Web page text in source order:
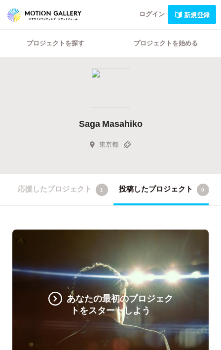
ログイン 新規登録
プロジェクトを探す プロジェクトを始める
Saga Masahiko
東京都
応援したプロジェクト 1 投稿したプロジェクト 0
あなたの最初のプロジェク
トをスタートしよう